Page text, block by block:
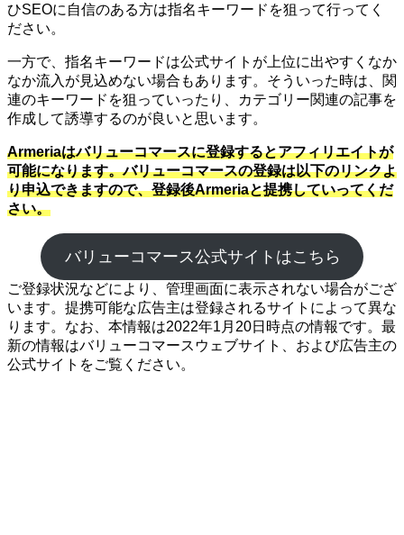
ひSEOに自信のある方は指名キーワードを狙って行ってく
ださい。
一方で、指名キーワードは公式サイトが上位に出やすくなか
なか流入が見込めない場合もあります。そういった時は、関
連のキーワードを狙っていったり、カテゴリー関連の記事を
作成して誘導するのが良いと思います。
Armeriaはバリューコマースに登録するとアフィリエイトが
可能になります。バリューコマースの登録は以下のリンクよ
り申込できますので、登録後Armeriaと提携していってくだ
さい。
バリューコマース公式サイトはこちら
ご登録状況などにより、管理画面に表示されない場合がござ
います。提携可能な広告主は登録されるサイトによって異な
ります。なお、本情報は2022年1月20日時点の情報です。最
新の情報はバリューコマースウェブサイト、および広告主の
公式サイトをご覧ください。